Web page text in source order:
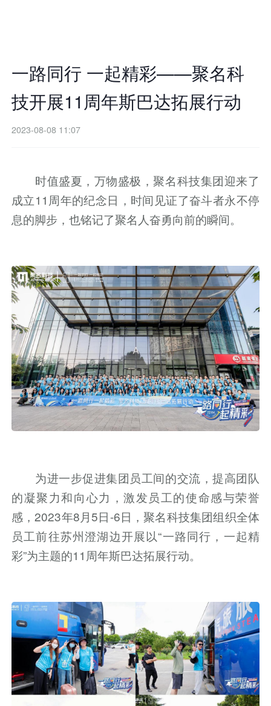
一路同行 一起精彩——聚名科
技开展11周年斯巴达拓展行动
2023-08-08 11:07
时值盛夏，万物盛极，聚名科技集团迎来了
成立11周年的纪念日，时间见证了奋斗者永不停
息的脚步，也铭记了聚名人奋勇向前的瞬间。
为进一步促进集团员工间的交流，提高团队
的凝聚力和向心力，激发员工的使命感与荣誉
感，2023年8月5日-6日，聚名科技集团组织全体
员工前往苏州澄湖边开展以“一路同行，一起精
彩”为主题的11周年斯巴达拓展行动。